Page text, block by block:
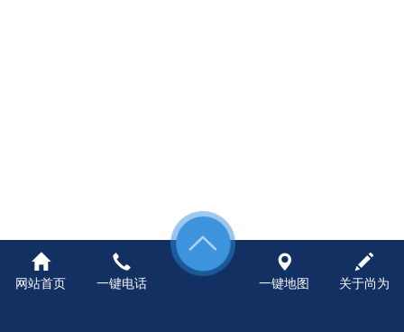
网站首页 一键电话 一键地图 关于尚为